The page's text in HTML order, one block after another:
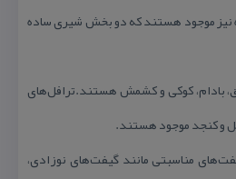
موجود هستند كه دو بخش شیری ساده
بادام، كوكی و كشمش هستند.ترافل‌های
و كنجد موجود هستند.
مناسبتی مانند گیفت‌های نوزادی،